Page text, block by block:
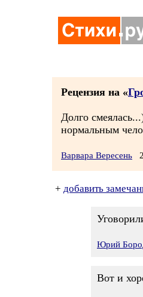
Рецензия на «
Долго
нормальным
Варвара Вересень
+ добавить
Юрий
Вот и